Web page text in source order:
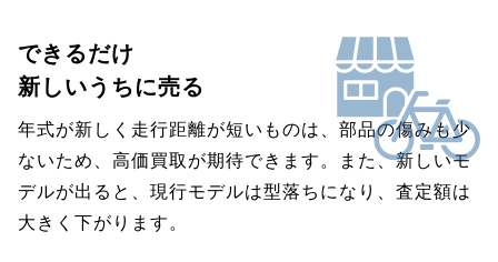
できるだけ
新しいうちに売る
年式が新しく走行距離が短いものは、部品の傷みも少
ないため、高価買取が期待できます。また、新しいモ
デルが出ると、現行モデルは型落ちになり、査定額は
大きく下がります。